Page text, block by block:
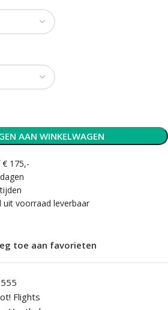
AAN WINKELWAGEN
175,-
voorraad leverbaar
toe aan favorieten
Flights